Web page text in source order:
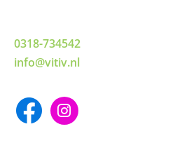
0318-734542
info@vitiv.nl